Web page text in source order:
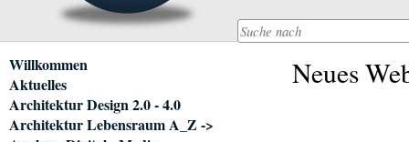
Neues
Navigation
überspringen
Willkommen
Aktuelles
Architektur Design 2.0 - 4.0
Architektur Lebensraum A_Z ->